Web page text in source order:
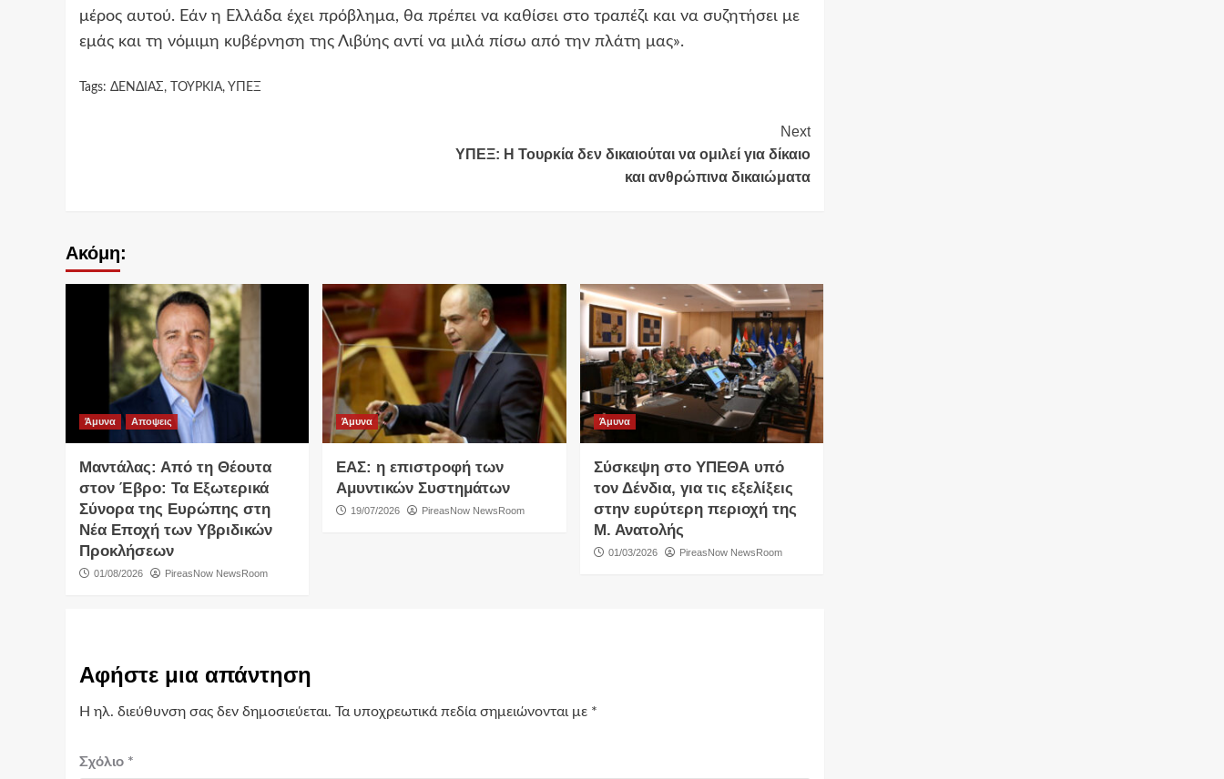
μέρος αυτού. Εάν η Ελλάδα έχει πρόβλημα, θα πρέπει να καθίσει στο τραπέζι και να συζητήσει με
εμάς και τη νόμιμη κυβέρνηση της Λιβύης αντί να μιλά πίσω από την πλάτη μας».
Tags: ΔΕΝΔΙΑΣ, ΤΟΥΡΚΙΑ, ΥΠΕΞ
Next
ΥΠΕΞ: Η Τουρκία δεν δικαιούται να ομιλεί για δίκαιο
και ανθρώπινα δικαιώματα
Ακόμη:
Άμυνα Αποψεις
Μαντάλας: Από τη Θέουτα
στον Έβρο: Τα Εξωτερικά
Σύνορα της Ευρώπης στη
Νέα Εποχή των Υβριδικών
Προκλήσεων
01/08/2026 PireasNow NewsRoom
Άμυνα
ΕΑΣ: η επιστροφή των
Αμυντικών Συστημάτων
19/07/2026 PireasNow NewsRoom
Άμυνα
Σύσκεψη στο ΥΠΕΘΑ υπό
τον Δένδια, για τις εξελίξεις
στην ευρύτερη περιοχή της
Μ. Ανατολής
01/03/2026 PireasNow NewsRoom
Αφήστε μια απάντηση
Η ηλ. διεύθυνση σας δεν δημοσιεύεται. Τα υποχρεωτικά πεδία σημειώνονται με *
Σχόλιο *